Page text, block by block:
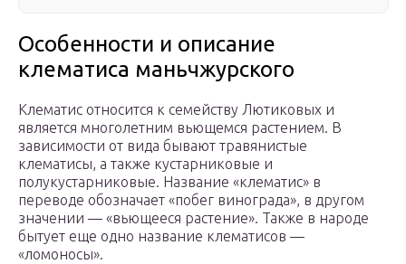
Особенности и описание
клематиса маньчжурского
Клематис относится к семейству Лютиковых и
является многолетним вьющемся растением. В
зависимости от вида бывают травянистые
клематисы, а также кустарниковые и
полукустарниковые. Название «клематис» в
переводе обозначает «побег винограда», в другом
значении — «вьющееся растение». Также в народе
бытует еще одно название клематисов —
«ломоносы».